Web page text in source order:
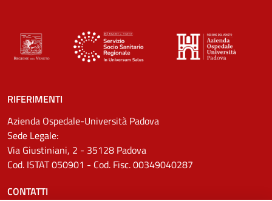
RIFERIMENTI
Azienda Ospedale-Università Padova
Sede Legale:
Via Giustiniani, 2 - 35128 Padova
Cod. ISTAT 050901 - Cod. Fisc. 00349040287
CONTATTI